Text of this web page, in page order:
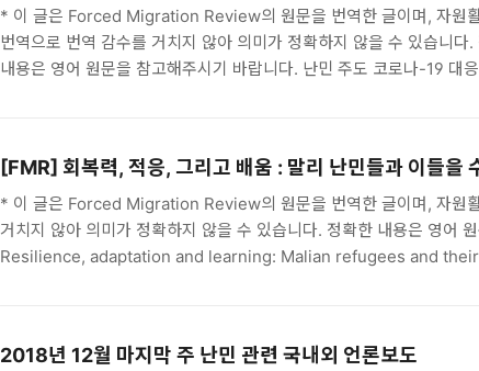
통계자료, 인터뷰, 동행 등의
협조https://www.thebutter.org/news/
못하게 막으면서 생계비 예산 삭감이라니"..
* 이 글은 Forced Migration Review의 원문을 번역한 글이며, 자원
번역으로 번역 감수를 거치지 않아 의미가 정확하지 않을 수 있습니다.
내용은 영어 원문을 참고해주시기 바랍니다. 난민 주도 코로나-19 대
Pincock) 인도주의적 원조의 공식 체계는 코로나-19 여파 대응에 어
난민이 주도해나가는 단체 (이하 난민 주도 ..
[FMR] 회복력, 적응, 그리고 배움 : 말리 난민들과 이들을
* 이 글은 Forced Migration Review의 원문을 번역한 글이며, 자원
거치지 않아 의미가 정확하지 않을 수 있습니다. 정확한 내용은 영어
Resilience, adaptation and learning: Malian refugees and
2018년 12월 마지막 주 난민 관련 국내외 언론보도